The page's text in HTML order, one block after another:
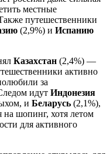
местные
путешественники
(2,9%) и Испанию
Казахстан (2,4%) —
активно
за
идут Индонезия
и Беларусь (2,1%),
на шопинг, хотя летом
для активного